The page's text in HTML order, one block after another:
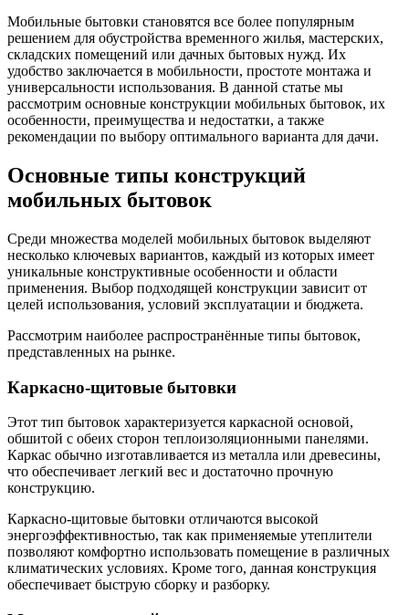
Мобильные бытовки становятся все более популярным
решением для обустройства временного жилья, мастерских,
складских помещений или дачных бытовых нужд. Их
удобство заключается в мобильности, простоте монтажа и
универсальности использования. В данной статье мы
рассмотрим основные конструкции мобильных бытовок, их
особенности, преимущества и недостатки, а также
рекомендации по выбору оптимального варианта для дачи.
Основные типы конструкций
мобильных бытовок
Среди множества моделей мобильных бытовок выделяют
несколько ключевых вариантов, каждый из которых имеет
уникальные конструктивные особенности и области
применения. Выбор подходящей конструкции зависит от
целей использования, условий эксплуатации и бюджета.
Рассмотрим наиболее распространённые типы бытовок,
представленных на рынке.
Каркасно-щитовые бытовки
Этот тип бытовок характеризуется каркасной основой,
обшитой с обеих сторон теплоизоляционными панелями.
Каркас обычно изготавливается из металла или древесины,
что обеспечивает легкий вес и достаточно прочную
конструкцию.
Каркасно-щитовые бытовки отличаются высокой
энергоэффективностью, так как применяемые утеплители
позволяют комфортно использовать помещение в различных
климатических условиях. Кроме того, данная конструкция
обеспечивает быструю сборку и разборку.